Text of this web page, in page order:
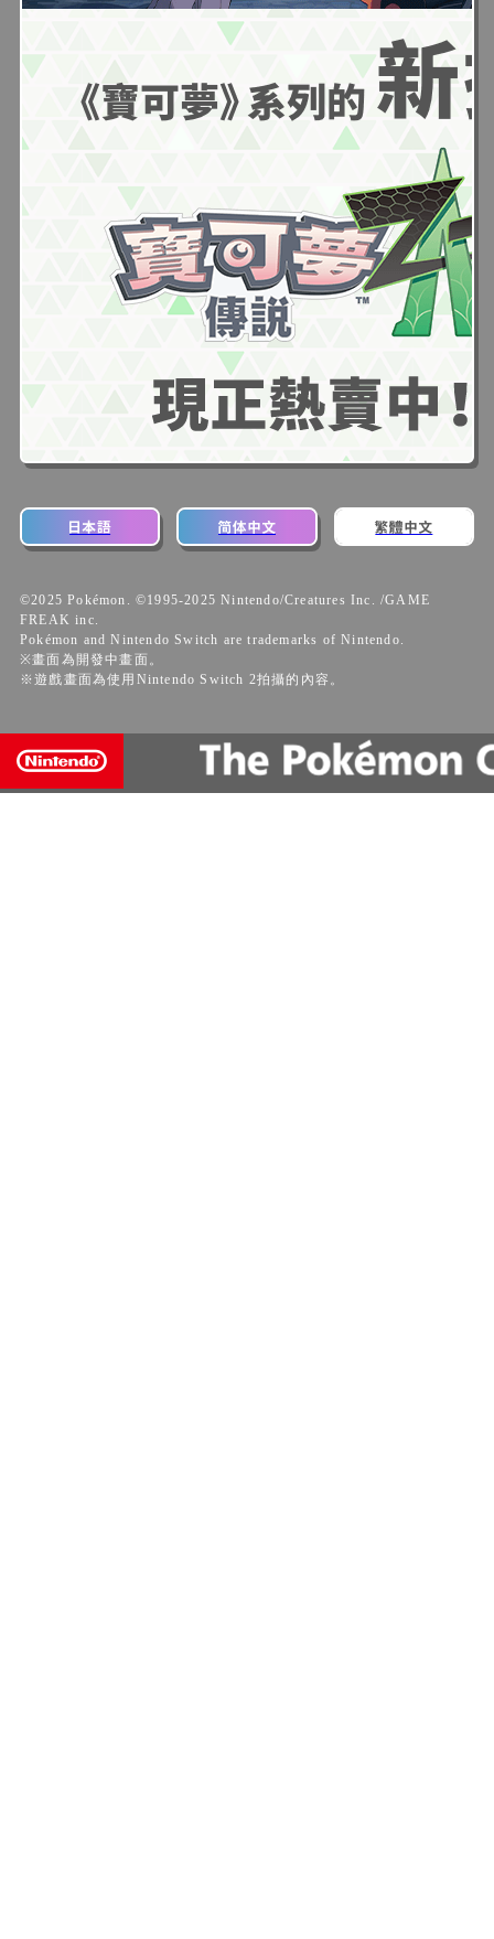
©2025 Pokémon. ©1995-2025 Nintendo/Creatures Inc. /GAME
FREAK inc.
Pokémon and Nintendo Switch are trademarks of Nintendo.
※畫面為開發中畫面。
※遊戲畫面為使用Nintendo Switch 2拍攝的內容。